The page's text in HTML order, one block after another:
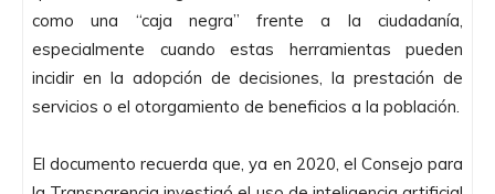
como una “caja negra” frente a la ciudadanía,
especialmente cuando estas herramientas pueden
incidir en la adopción de decisiones, la prestación de
servicios o el otorgamiento de beneficios a la población.
El documento recuerda que, ya en 2020, el Consejo para